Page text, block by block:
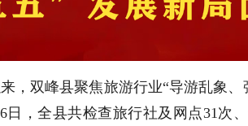
，双峰县聚焦旅游行业“导游乱象、
，全县共检查旅行社及网点31次